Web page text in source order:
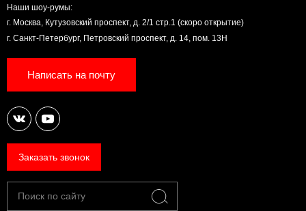
Наши шоу-румы:
г. Москва, Кутузовский проспект, д. 2/1 стр.1 (скоро открытие)
г. Санкт-Петербург, Петровский проспект, д. 14, пом. 13Н
Написать на почту
Заказать звонок